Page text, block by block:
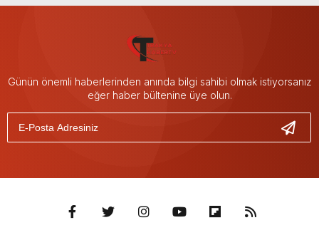
Günün önemli haberlerinden anında bilgi sahibi olmak istiyorsanız
eğer haber bültenine üye olun.